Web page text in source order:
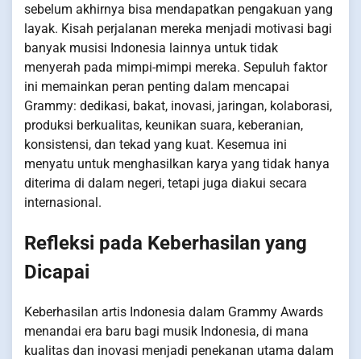
sebelum akhirnya bisa mendapatkan pengakuan yang
layak. Kisah perjalanan mereka menjadi motivasi bagi
banyak musisi Indonesia lainnya untuk tidak
menyerah pada mimpi-mimpi mereka. Sepuluh faktor
ini memainkan peran penting dalam mencapai
Grammy: dedikasi, bakat, inovasi, jaringan, kolaborasi,
produksi berkualitas, keunikan suara, keberanian,
konsistensi, dan tekad yang kuat. Kesemua ini
menyatu untuk menghasilkan karya yang tidak hanya
diterima di dalam negeri, tetapi juga diakui secara
internasional.
Refleksi pada Keberhasilan yang
Dicapai
Keberhasilan artis Indonesia dalam Grammy Awards
menandai era baru bagi musik Indonesia, di mana
kualitas dan inovasi menjadi penekanan utama dalam